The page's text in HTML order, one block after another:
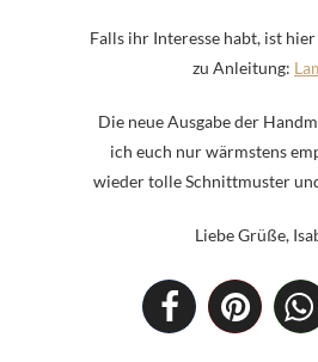
Falls ihr Interesse habt, ist
zu Anleitung:
Die neue Ausgabe der
ich euch nur wärmstens
wieder tolle Schnittmuster
Liebe Grüße,